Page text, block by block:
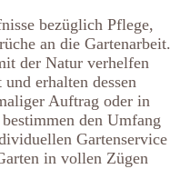
bezüglich Pflege,
an die Gartenarbeit.
der Natur verhelfen
erhalten dessen
Auftrag oder in
den Umfang
Gartenservice
in vollen Zügen